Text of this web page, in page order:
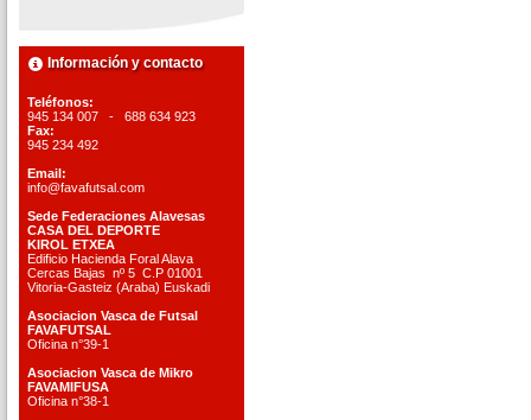
Información y contacto
Teléfonos:
945 134 007 - 688 634 923
Fax:
945 234 492
Email:
info@favafutsal.com
Sede Federaciones Alavesas
CASA DEL DEPORTE
KIROL ETXEA
Edificio Hacienda Foral Alava
Cercas Bajas nº 5 C.P 01001
Vitoria-Gasteiz (Araba) Euskadi
Asociacion Vasca de Futsal
FAVAFUTSAL
Oficina n°39-1
Asociacion Vasca de Mikro
FAVAMIFUSA
Oficina n°38-1